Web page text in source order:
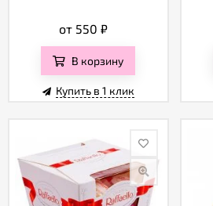
от 550₽
В корзину
Купить в 1 клик